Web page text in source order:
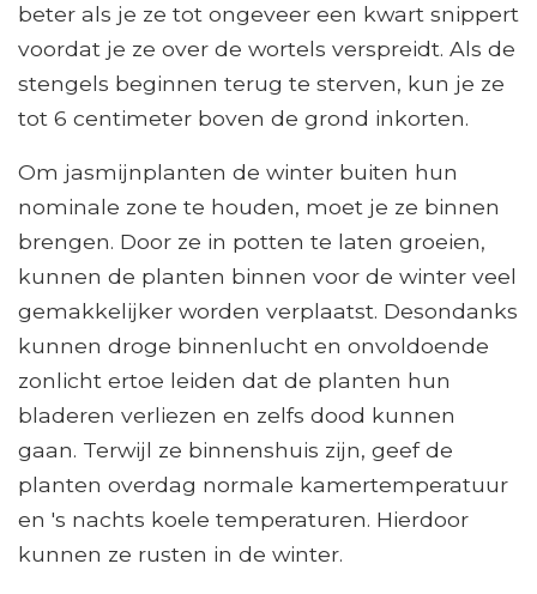
beter als je ze tot ongeveer een kwart snippert
voordat je ze over de wortels verspreidt. Als de
stengels beginnen terug te sterven, kun je ze
tot 6 centimeter boven de grond inkorten.
Om jasmijnplanten de winter buiten hun
nominale zone te houden, moet je ze binnen
brengen. Door ze in potten te laten groeien,
kunnen de planten binnen voor de winter veel
gemakkelijker worden verplaatst. Desondanks
kunnen droge binnenlucht en onvoldoende
zonlicht ertoe leiden dat de planten hun
bladeren verliezen en zelfs dood kunnen
gaan. Terwijl ze binnenshuis zijn, geef de
planten overdag normale kamertemperatuur
en 's nachts koele temperaturen. Hierdoor
kunnen ze rusten in de winter.